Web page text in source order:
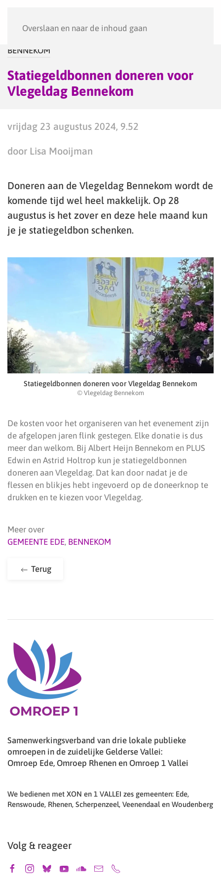
Overslaan en naar de inhoud gaan
BENNEKOM
Statiegeldbonnen doneren voor
Vlegeldag Bennekom
vrijdag 23 augustus 2024, 9.52
door Lisa Mooijman
Doneren aan de Vlegeldag Bennekom wordt de
komende tijd wel heel makkelijk. Op 28
augustus is het zover en deze hele maand kun
je je statiegeldbon schenken.
Statiegeldbonnen doneren voor Vlegeldag Bennekom
© Vlegeldag Bennekom
De kosten voor het organiseren van het evenement zijn
de afgelopen jaren flink gestegen. Elke donatie is dus
meer dan welkom. Bij Albert Heijn Bennekom en PLUS
Edwin en Astrid Holtrop kun je statiegeldbonnen
doneren aan Vlegeldag. Dat kan door nadat je de
flessen en blikjes hebt ingevoerd op de doneerknop te
drukken en te kiezen voor Vlegeldag.
Meer over
GEMEENTE EDE, BENNEKOM
Terug
Samenwerkingsverband van drie lokale publieke
omroepen in de zuidelijke Gelderse Vallei:
Omroep Ede, Omroep Rhenen en Omroep 1 Vallei
We bedienen met XON en 1 VALLEI zes gemeenten: Ede,
Renswoude, Rhenen, Scherpenzeel, Veenendaal en Woudenberg
Volg & reageer